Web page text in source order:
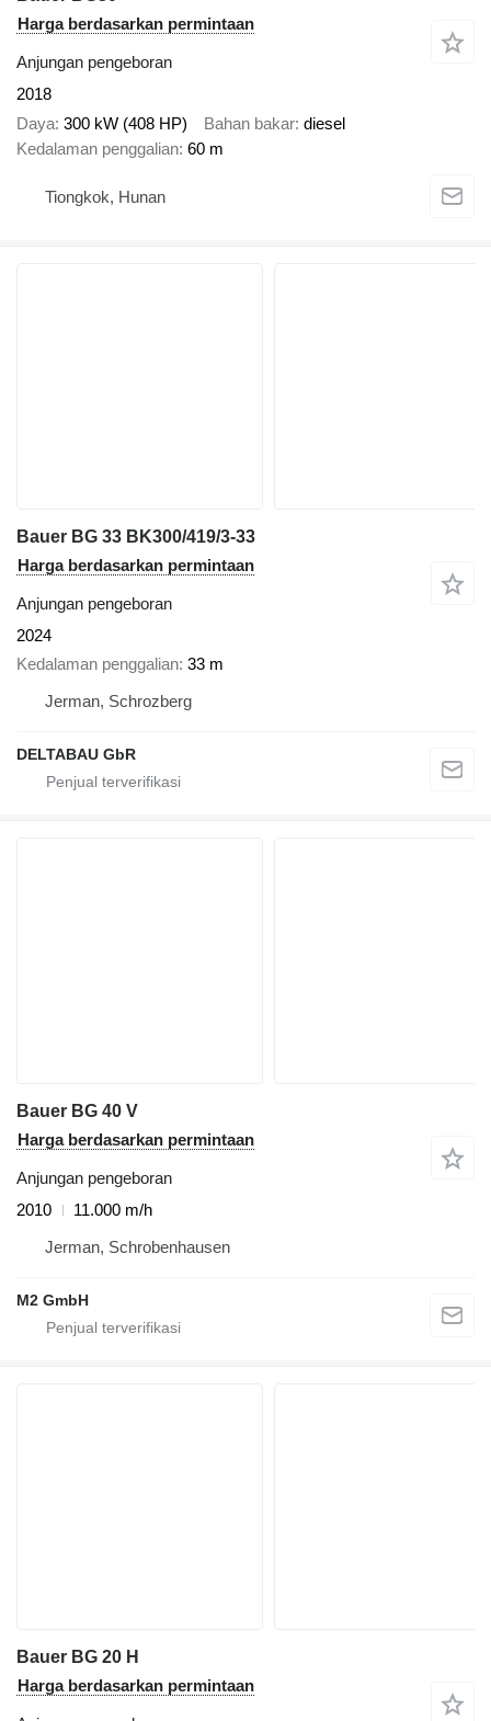
Harga berdasarkan permintaan
Anjungan pengeboran
2018
Daya 300 kW (408 HP) Bahan bakar diesel
Kedalaman penggalian 60 m
Tiongkok, Hunan
Bauer BG 33 BK300/419/3-33
Harga berdasarkan permintaan
Anjungan pengeboran
2024
Kedalaman penggalian 33 m
Jerman, Schrozberg
DELTABAU GbR
Bauer BG 40 V
Harga berdasarkan permintaan
Anjungan pengeboran
2010
11.000 m/h
Jerman, Schrobenhausen
M2 GmbH
Bauer BG 20 H
Harga berdasarkan permintaan